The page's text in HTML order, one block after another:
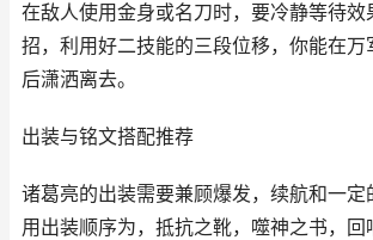
在敌人使用金身或名刀时，要冷静等待效
招，利用好二技能的三段位移，你能在万
后潇洒离去。
出装与铭文搭配推荐
诸葛亮的出装需要兼顾爆发，续航和一定
用出装顺序为，抵抗之靴，噬神之书，回